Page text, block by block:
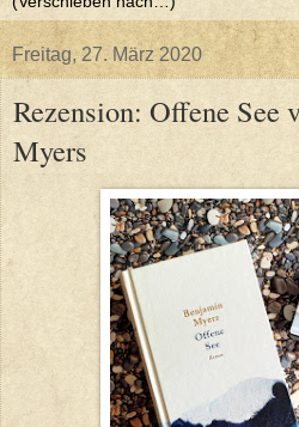
Freitag, 27. März 2020
Rezension: Offene See
Myers